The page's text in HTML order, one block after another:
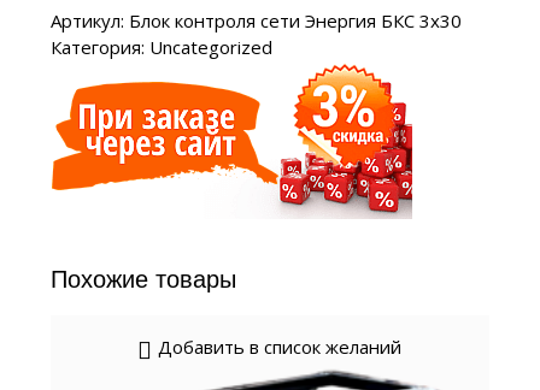
Артикул: Блок контроля сети Энергия БКС 3х30
Категория: Uncategorized
Похожие товары
Добавить в список желаний